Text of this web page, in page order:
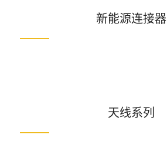
新能源连接器
天线系列